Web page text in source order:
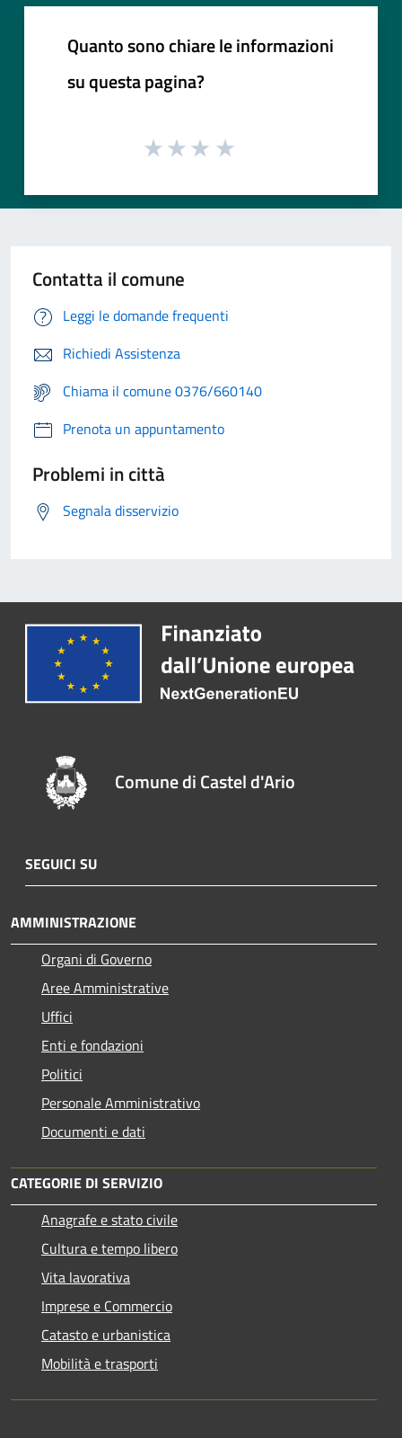
Quanto sono chiare le informazioni
su questa pagina?
Contatta il comune
Leggi le domande frequenti
Richiedi Assistenza
Chiama il comune 0376/660140
Prenota un appuntamento
Problemi in città
Segnala disservizio
Comune di Castel d'Ario
SEGUICI SU
AMMINISTRAZIONE
Organi di Governo
Aree Amministrative
Uffici
Enti e fondazioni
Politici
Personale Amministrativo
Documenti e dati
CATEGORIE DI SERVIZIO
Anagrafe e stato civile
Cultura e tempo libero
Vita lavorativa
Imprese e Commercio
Catasto e urbanistica
Mobilità e trasporti